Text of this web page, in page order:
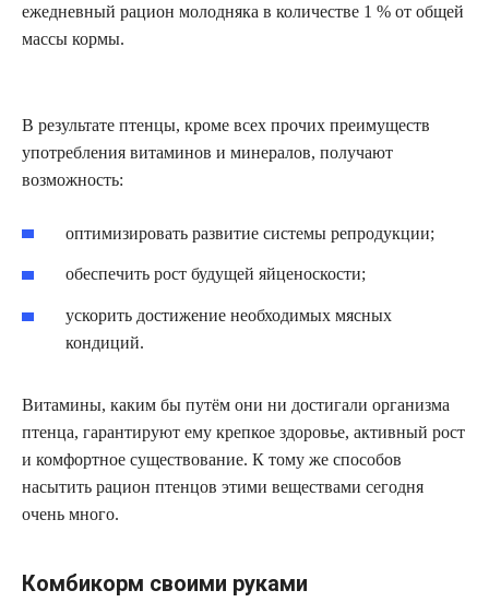
ежедневный рацион молодняка в количестве 1 % от общей
массы кормы.
В результате птенцы, кроме всех прочих преимуществ
употребления витаминов и минералов, получают
возможность:
оптимизировать развитие системы репродукции;
обеспечить рост будущей яйценоскости;
ускорить достижение необходимых мясных
кондиций.
Витамины, каким бы путём они ни достигали организма
птенца, гарантируют ему крепкое здоровье, активный рост
и комфортное существование. К тому же способов
насытить рацион птенцов этими веществами сегодня
очень много.
Комбикорм своими руками